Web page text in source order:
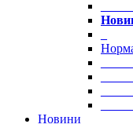
Новини